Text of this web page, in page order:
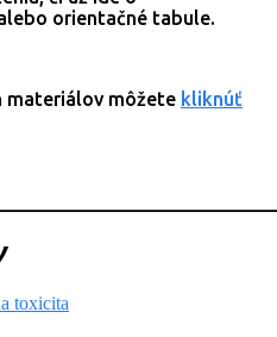
orientačné tabule.
materiálov môžete kliknúť